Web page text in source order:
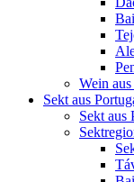
Wein
Sekt aus
Sekt aus